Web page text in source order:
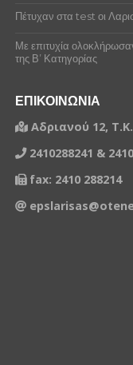
Πέτυχαν στα test οι
Με επιτυχία
της Β’ Κατηγορίας
ΕΠΙΚΟΙΝΩΝΙΑ
Αδριανού 12,
2410288241 &
fax: 2410 288214